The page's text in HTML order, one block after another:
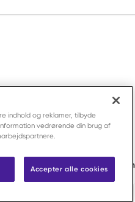
Vælg
indhold og reklamer, tilbyde
vedrørende din brug af
Accepter alle cookies